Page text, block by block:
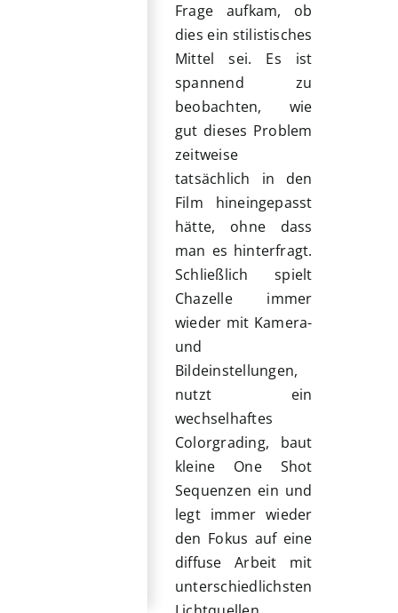
Frage aufkam, ob
dies ein stilistisches
Mittel sei. Es ist
spannend zu
beobachten, wie
gut dieses Problem
zeitweise
tatsächlich in den
Film hineingepasst
hätte, ohne dass
man es hinterfragt.
Schließlich spielt
Chazelle immer
wieder mit Kamera-
und
Bildeinstellungen,
nutzt ein
wechselhaftes
Colorgrading, baut
kleine One Shot
Sequenzen ein und
legt immer wieder
den Fokus auf eine
diffuse Arbeit mit
unterschiedlichsten